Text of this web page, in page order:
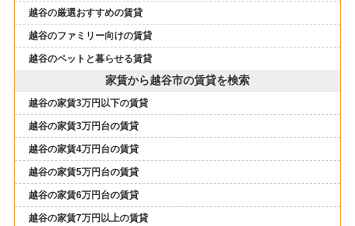
越谷の厳選おすすめの賃貸
越谷のファミリー向けの賃貸
越谷のペットと暮らせる賃貸
家賃から越谷市の賃貸を検索
越谷の家賃3万円以下の賃貸
越谷の家賃3万円台の賃貸
越谷の家賃4万円台の賃貸
越谷の家賃5万円台の賃貸
越谷の家賃6万円台の賃貸
越谷の家賃7万円以上の賃貸